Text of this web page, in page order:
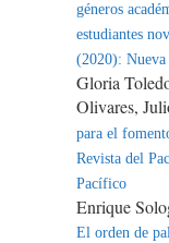
géneros
estudiantes
(2020):
Gloria
Olivares,
para el
Revista del
Pacífico
Enrique
El orden de